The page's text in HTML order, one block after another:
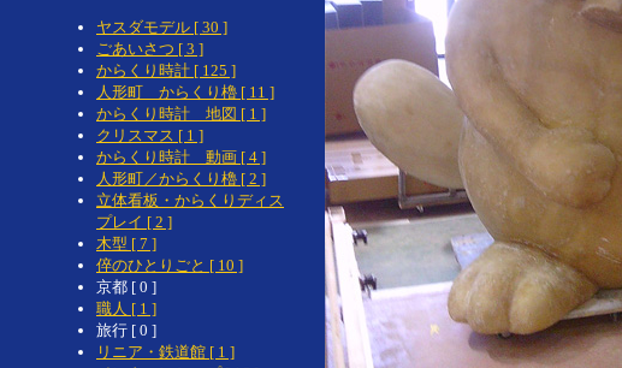
ヤスダモデル [ 30 ]
ごあいさつ [ 3 ]
からくり時計 [ 125 ]
人形町 からくり櫓 [ 11 ]
からくり時計 地図 [ 1 ]
クリスマス [ 1 ]
からくり時計 動画 [ 4 ]
人形町／からくり櫓 [ 2 ]
立体看板・からくりディス
プレイ [ 2 ]
木型 [ 7 ]
倅のひとりごと [ 10 ]
京都 [ 0 ]
職人 [ 1 ]
旅行 [ 0 ]
リニア・鉄道館 [ 1 ]